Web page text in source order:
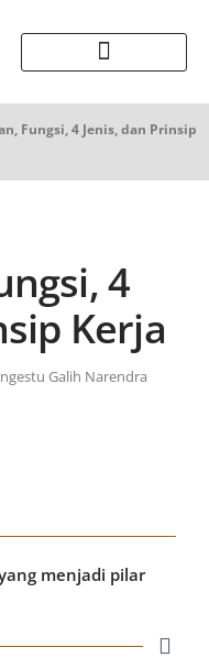
Fungsi, 4 Jenis, dan Prinsip
4
Kerja
Galih Narendra
menjadi pilar